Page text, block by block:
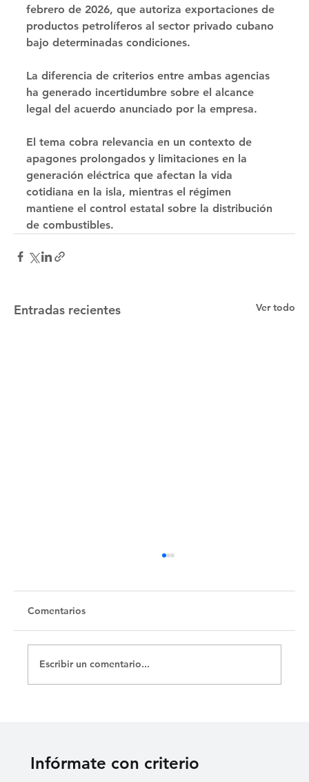
febrero de 2026, que autoriza exportaciones de
productos petrolíferos al sector privado cubano
bajo determinadas condiciones.
La diferencia de criterios entre ambas agencias
ha generado incertidumbre sobre el alcance
legal del acuerdo anunciado por la empresa.
El tema cobra relevancia en un contexto de
apagones prolongados y limitaciones en la
generación eléctrica que afectan la vida
cotidiana en la isla, mientras el régimen
mantiene el control estatal sobre la distribución
de combustibles.
Entradas recientes Ver todo
Comentarios
Escribir un comentario...
Infórmate con criterio